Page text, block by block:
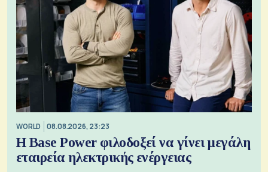
WORLD 08.08.2026, 23:23
Η Base Power φιλοδοξεί να γίνει μεγάλη
εταιρεία ηλεκτρικής ενέργειας